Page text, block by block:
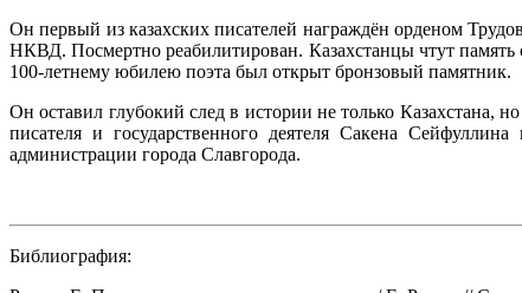
Он первый из казахских писателей награждён орденом
НКВД. Посмертно реабилитирован. Казахстанцы чтут
100-летнему юбилею поэта был открыт бронзовый памятник.
Он оставил глубокий след в истории не только Казахстана,
писателя и государственного деятеля Сакена
администрации города Славгорода.
Библиография: